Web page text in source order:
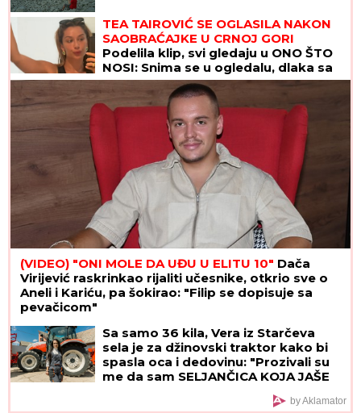
TEA TAIROVIĆ SE OGLASILA NAKON
SAOBRAĆAJKE U CRNOJ GORI
Podelila klip, svi gledaju u ONO ŠTO
NOSI: Snima se u ogledalu, dlaka sa
glave joj ne fali
(VIDEO) "ONI MOLE DA UĐU U ELITU 10" Dača
Virijević raskrinkao rijaliti učesnike, otkrio sve o
Aneli i Kariću, pa šokirao: "Filip se dopisuje sa
pevačicom"
Sa samo 36 kila, Vera iz Starčeva
sela je za džinovski traktor kako bi
spasla oca i dedovinu: "Prozivali su
me da sam SELJANČICA KOJA JAŠE
by Aklamator